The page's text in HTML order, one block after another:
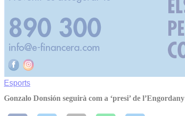
Esports
Gonzalo Donsión seguirà com a ‘presi’ de l’Engordany